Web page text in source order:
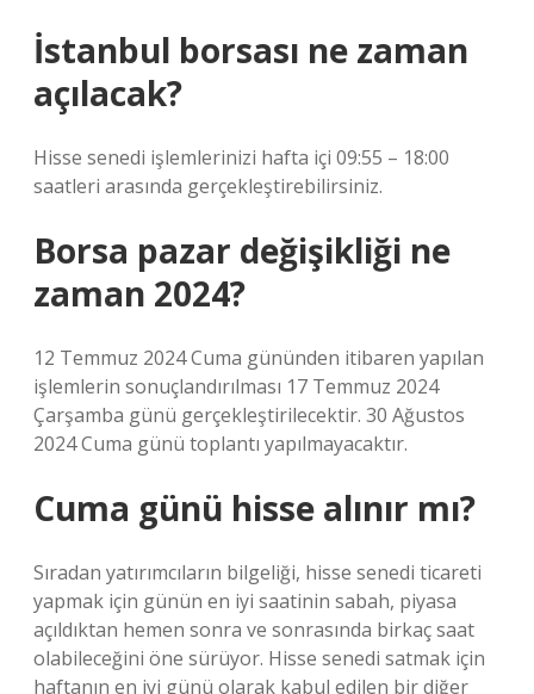
İstanbul borsası ne zaman
açılacak?
Hisse senedi işlemlerinizi hafta içi 09:55 – 18:00
saatleri arasında gerçekleştirebilirsiniz.
Borsa pazar değişikliği ne
zaman 2024?
12 Temmuz 2024 Cuma gününden itibaren yapılan
işlemlerin sonuçlandırılması 17 Temmuz 2024
Çarşamba günü gerçekleştirilecektir. 30 Ağustos
2024 Cuma günü toplantı yapılmayacaktır.
Cuma günü hisse alınır mı?
Sıradan yatırımcıların bilgeliği, hisse senedi ticareti
yapmak için günün en iyi saatinin sabah, piyasa
açıldıktan hemen sonra ve sonrasında birkaç saat
olabileceğini öne sürüyor. Hisse senedi satmak için
haftanın en iyi günü olarak kabul edilen bir diğer